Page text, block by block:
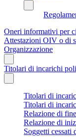
Oneri informativi per
Attestazioni OIV o di
Organizzazione
Titolari di incarichi
Titolari di
Titolari di
Relazione di
Relazione di
Soggetti cessati